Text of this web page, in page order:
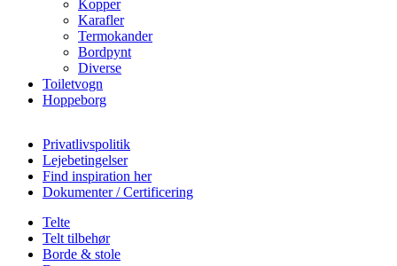
Kopper
Karafler
Termokander
Bordpynt
Diverse
Toiletvogn
Hoppeborg
Privatlivspolitik
Lejebetingelser
Find inspiration her
Dokumenter / Certificering
Telte
Telt tilbehør
Borde & stole